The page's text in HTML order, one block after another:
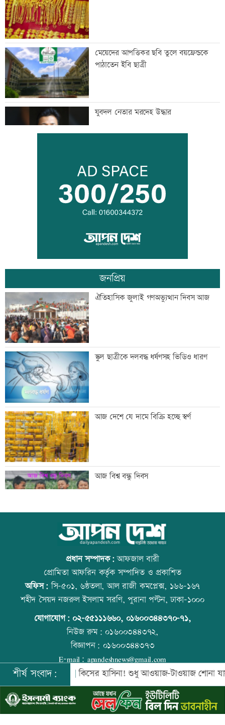
মেয়েদের আপত্তিকর ছবি তুলে বয়ফ্রেন্ডকে
পাঠাতেন ইবি ছাত্রী
যুবদল নেতার মরদেহ উদ্ধার
ইতালিতে ঢাকাগামী বিমানে আটকা আড়াই
শতাধিক যাত্রী
বাকৃবিতে শুরু হচ্ছে প্রাণী চিকিৎসক-
গবেষকদের বৈজ্ঞানিক সম্মেলন
বন্দরে বিস্ফোরণে একই পরিবারের ৩ জন দগ্ধ
পাঁচ আর্থিক প্রতিষ্ঠান বন্ধের অনুমোদন,
রোববার প্রশাসক নিয়োগ
ঢাকা-ময়মনসিংহ রেল যোগাযোগ স্বাভাবিক
সিঙ্গাপুর থেকে এক কার্গো এলএনজি কিনবে
সরকার
মান্দায় ২৯৬ বোতলসহ দুই মাদক কারবারি
আটক
গুরুত্বপূর্ণ ব্যক্তিদের নিয়ে অপপ্রচারের বিরুদ্ধে
সতর্ক করল পুলিশ
নিরাপত্তা পেলে দেশে ফিরতে চান সাকিব
সাকিবের দেশে ফেরার সুযোগ নেই: ক্রীড়া
জনপ্রিয়
ঐতিহাসিক জুলাই গণঅভ্যুত্থান দিবস আজ
স্কুল ছাত্রীকে দলবদ্ধ ধর্ষণসহ ভিডিও ধারণ
আজ দেশে যে দামে বিক্রি হচ্ছে স্বর্ণ
আজ বিশ্ব বন্ধু দিবস
উত্থান-পতনের বাজারে আজ স্বর্ণের ভরি কত
কোরআন-হাদিসে নামাজ না পড়ার শাস্তি
আজ স্বর্ণ-রুপা যে দামে বিক্রি হচ্ছে
বিশ্ব মাতৃদুগ্ধ দিবস আজ
প্রধান সম্পাদক:আফজাল বারী
প্রোমিতা আফরিন কর্তৃক সম্পাদিত ও প্রকাশিত
অফিস:সি-৫০১, ৬ষ্ঠতলা, আল রাজী কমপ্লেক্স, ১৬৬-১৬৭
শহীদ সৈয়দ নজরুল ইসলাম সরণি, পুরানা পল্টন, ঢাকা-১০০০
যোগাযোগ: ০২-৫৫১১১৬৬০, ০১৬০০৩৪৪৩৭০-৭১,
নিউজ রুম:০১৬০০৩৪৪৩৭২,
বিজ্ঞাপন: ০১৬০০৩৪৪৩৭৩
E-mail: apandeshnews@gmail.com
©২০২৬ |আপন দেশ ডটকমকর্তৃক সর্বসত্ব ® সংরক্ষিত | উন্নয়নে
ইমিথমেকারস.কম
শীর্ষ সংবাদ:
সরকার কিসের হাসিনা! শুধু আওয়াজ-টাওয়াজ শোনা যায়: